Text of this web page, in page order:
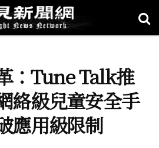
：Tune Talk推
絡級兒童安全手
應用級限制